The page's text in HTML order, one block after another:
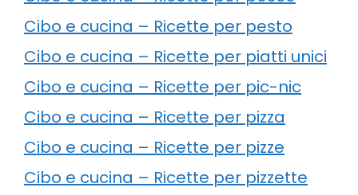
Cibo e cucina – Ricette per pesto
Cibo e cucina – Ricette per piatti unici
Cibo e cucina – Ricette per pic-nic
Cibo e cucina – Ricette per pizza
Cibo e cucina – Ricette per pizze
Cibo e cucina – Ricette per pizzette